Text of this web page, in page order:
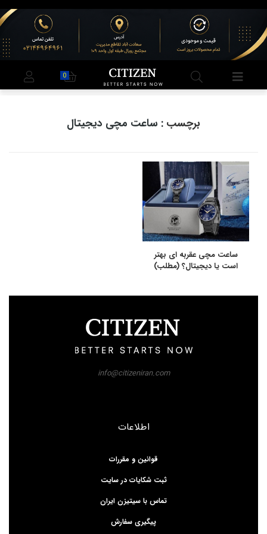
برچسب : ساعت مچی دیجیتال
ساعت مچی عقربه ای بهتر
است یا دیجیتال؟ (مطلب)
info@citizeniran.com
اطلاعات
قوانین و مقررات
ثبت شکایات در سایت
تماس با سیتیزن ایران
پیگیری سفارش
0